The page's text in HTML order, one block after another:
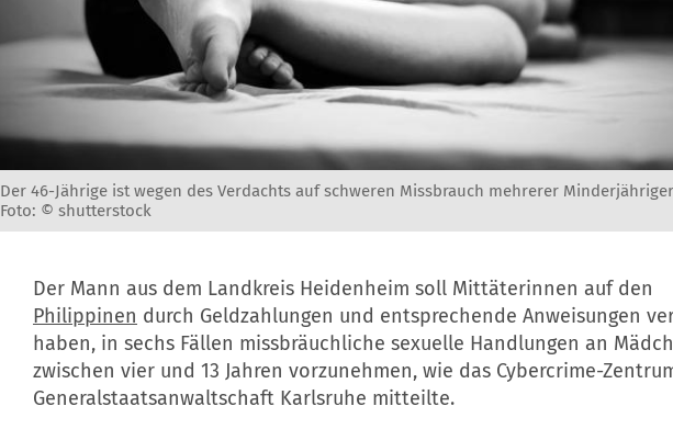
Der 46-Jährige ist wegen des Verdachts auf schweren Missbrauch mehrerer
Foto: © shutterstock
Der Mann aus dem Landkreis Heidenheim soll Mittäterinnen auf den
Philippinen durch Geldzahlungen und entsprechende Anweisungen
haben, in sechs Fällen missbräuchliche sexuelle Handlungen an
zwischen vier und 13 Jahren vorzunehmen, wie das Cybercrime-
Generalstaatsanwaltschaft Karlsruhe mitteilte.